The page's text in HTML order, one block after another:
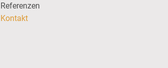
Referenzen
Kontakt